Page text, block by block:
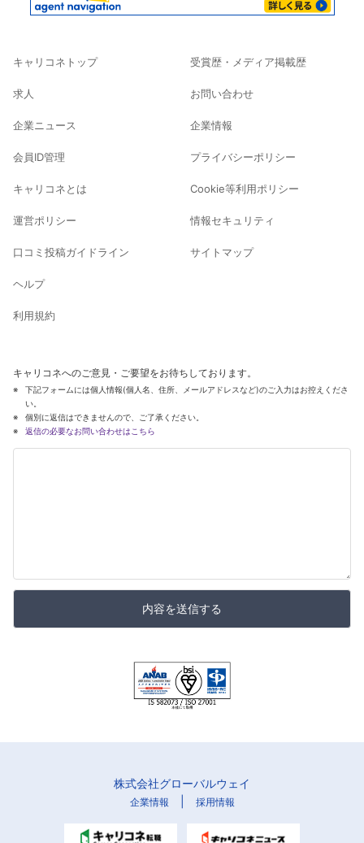
キャリコネトップ
求人
企業ニュース
会員ID管理
キャリコネとは
運営ポリシー
口コミ投稿ガイドライン
ヘルプ
利用規約
受賞歴・メディア掲載歴
お問い合わせ
企業情報
プライバシーポリシー
Cookie等利用ポリシー
情報セキュリティ
サイトマップ
キャリコネへのご意見・ご要望をお待ちしております。
下記フォームには個人情報(個人名、住所、メールアドレスなど)のご入力はお控えくださ
い。
個別に返信はできませんので、ご了承ください。
返信の必要なお問い合わせはこちら
内容を送信する
株式会社グローバルウェイ
企業情報 採用情報